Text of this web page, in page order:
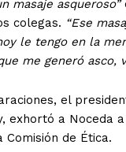
masaje asqueroso”
colegas. “Ese
le tengo en la
me generó asco,
el
exhortó a Noceda
Comisión de Ética.